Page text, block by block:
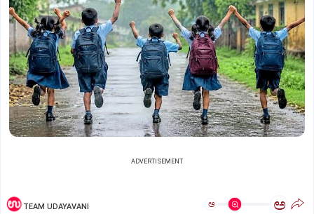
ADVERTISEMENT
TEAM UDAYAVANI ಅ ಅ